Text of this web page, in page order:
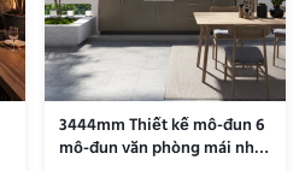
3444mm Thiết kế mô-đun 6
mô-đun văn phòng mái nhà